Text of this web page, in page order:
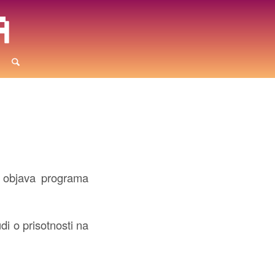
programa
o prisotnosti na